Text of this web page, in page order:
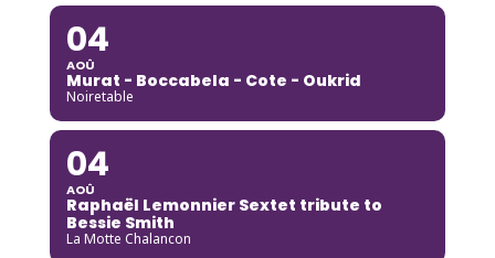
04
AOÛ
Murat - Boccabela - Cote - Oukrid
Noiretable
04
AOÛ
Raphaël Lemonnier Sextet tribute to
Bessie Smith
La Motte Chalancon